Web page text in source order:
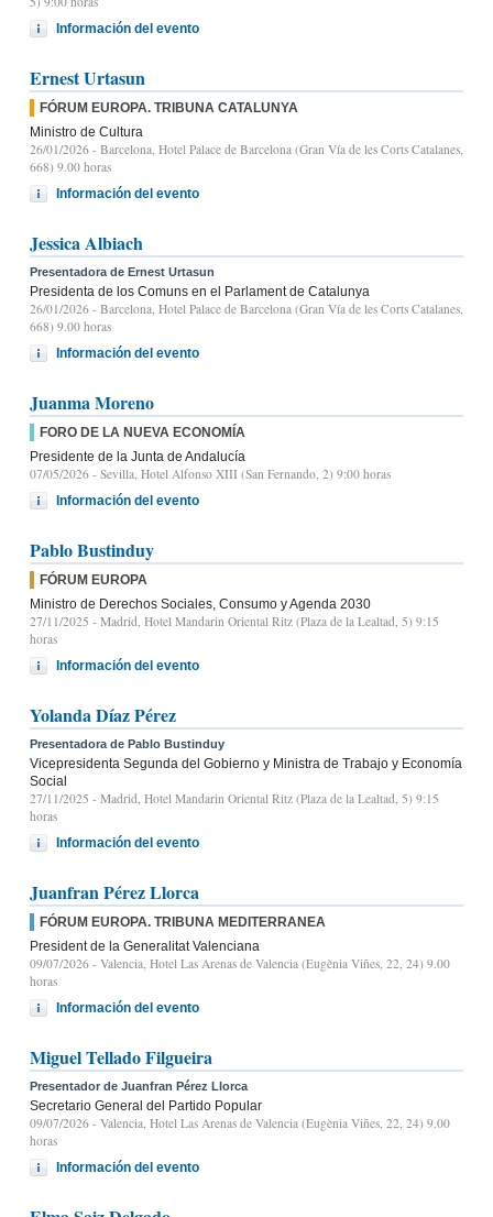
Información del evento
Ernest Urtasun
FÓRUM EUROPA. TRIBUNA CATALUNYA
Ministro de Cultura
26/01/2026 - Barcelona, Hotel Palace de Barcelona (Gran Vía de les Corts Catalanes,
668) 9.00 horas
Información del evento
Jessica Albiach
Presentadora de Ernest Urtasun
Presidenta de los Comuns en el Parlament de Catalunya
26/01/2026 - Barcelona, Hotel Palace de Barcelona (Gran Vía de les Corts Catalanes,
668) 9.00 horas
Información del evento
Juanma Moreno
FORO DE LA NUEVA ECONOMÍA
Presidente de la Junta de Andalucía
07/05/2026 - Sevilla, Hotel Alfonso XIII (San Fernando, 2) 9:00 horas
Información del evento
Pablo Bustinduy
FÓRUM EUROPA
Ministro de Derechos Sociales, Consumo y Agenda 2030
27/11/2025 - Madrid, Hotel Mandarin Oriental Ritz (Plaza de la Lealtad, 5) 9:15
horas
Información del evento
Yolanda Díaz Pérez
Presentadora de Pablo Bustinduy
Vicepresidenta Segunda del Gobierno y Ministra de Trabajo y Economía
Social
27/11/2025 - Madrid, Hotel Mandarin Oriental Ritz (Plaza de la Lealtad, 5) 9:15
horas
Información del evento
Juanfran Pérez Llorca
FÓRUM EUROPA. TRIBUNA MEDITERRANEA
President de la Generalitat Valenciana
09/07/2026 - Valencia, Hotel Las Arenas de Valencia (Eugènia Viñes, 22, 24) 9.00
horas
Información del evento
Miguel Tellado Filgueira
Presentador de Juanfran Pérez Llorca
Secretario General del Partido Popular
09/07/2026 - Valencia, Hotel Las Arenas de Valencia (Eugènia Viñes, 22, 24) 9.00
horas
Información del evento